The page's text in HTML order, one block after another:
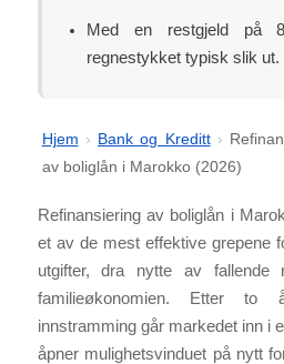
Med en restgjeld på
regnestykket typisk slik ut.
Hjem › Bank og Kreditt ›
av boliglån i Marokko (2026)
Refinansiering av boliglån i
et av de mest effektive grepene
utgifter, dra nytte av
familieøkonomien. Etter to
innstramming går markedet inn i
åpner mulighetsvinduet på nytt